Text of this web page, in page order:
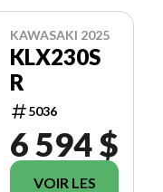
KAWASAKI 2025
KLX230S
R
5036
6 594 $
VOIR LES